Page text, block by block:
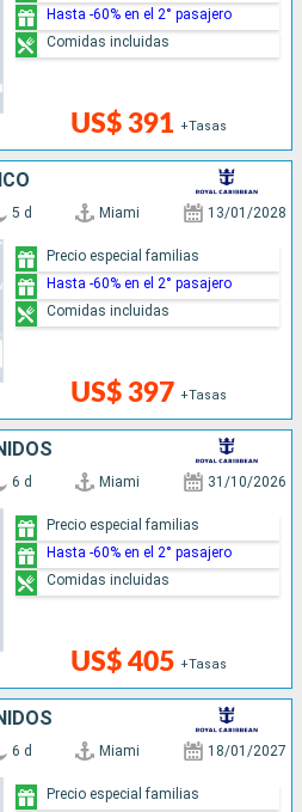
US$ 391 +Tasas
Hasta -60% en el 2° pasajero
Comidas incluidas
5 d Miami 13/01/2028
US$ 397 +Tasas
Precio especial familias
Hasta -60% en el 2° pasajero
Comidas incluidas
6 d Miami 31/10/2026
US$ 405 +Tasas
Precio especial familias
Hasta -60% en el 2° pasajero
Comidas incluidas
6 d Miami 18/01/2027
Precio especial familias